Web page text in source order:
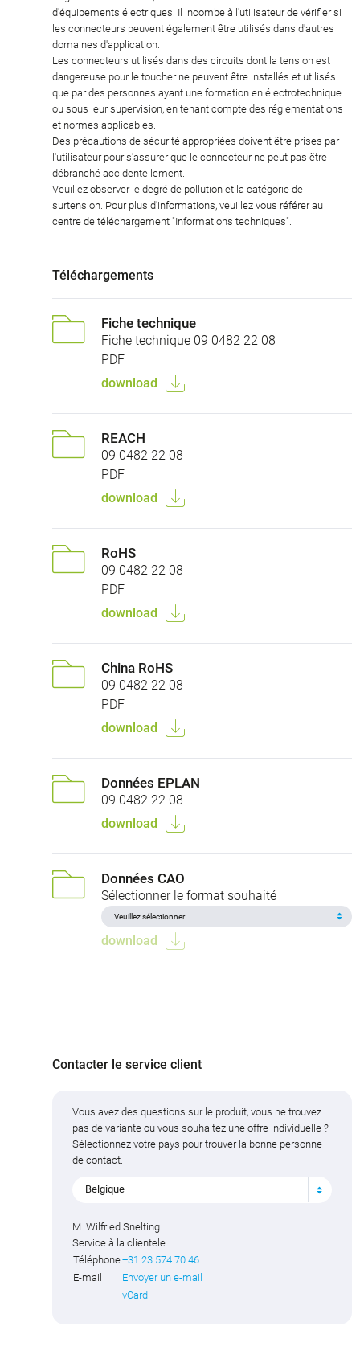
d'équipements électriques. Il incombe à l'utilisateur de vérifier si
les connecteurs peuvent également être utilisés dans d'autres
domaines d'application.
Les connecteurs utilisés dans des circuits dont la tension est
dangereuse pour le toucher ne peuvent être installés et utilisés
que par des personnes ayant une formation en électrotechnique
ou sous leur supervision, en tenant compte des réglementations
et normes applicables.
Des précautions de sécurité appropriées doivent être prises par
l'utilisateur pour s'assurer que le connecteur ne peut pas être
débranché accidentellement.
Veuillez observer le degré de pollution et la catégorie de
surtension. Pour plus d'informations, veuillez vous référer au
centre de téléchargement "Informations techniques".
Téléchargements
Fiche technique
Fiche technique 09 0482 22 08
PDF
download
REACH
09 0482 22 08
PDF
download
RoHS
09 0482 22 08
PDF
download
China RoHS
09 0482 22 08
PDF
download
Données EPLAN
09 0482 22 08
download
Données CAO
Sélectionner le format souhaité
download
Contacter le service client
Vous avez des questions sur le produit, vous ne trouvez
pas de variante ou vous souhaitez une offre individuelle ?
Sélectionnez votre pays pour trouver la bonne personne
de contact.
Belgique
M. Wilfried Snelting
Service à la clientele
Téléphone+31 23 574 70 46
E-mail
Envoyer un e-mail
vCard